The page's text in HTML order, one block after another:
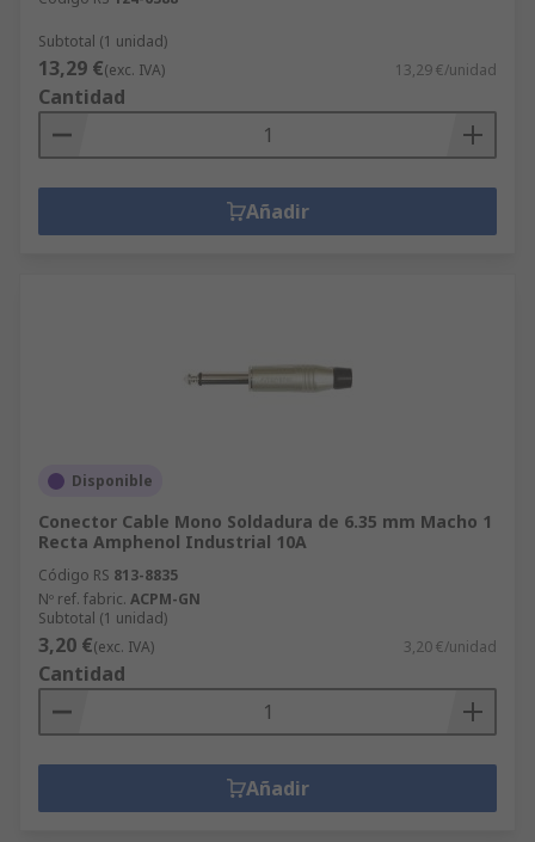
Subtotal (1 unidad)
13,29 €(exc. IVA) 13,29 €/unidad
Cantidad
Añadir
Disponible
Conector Cable Mono Soldadura de 6.35 mm Macho 1
Recta Amphenol Industrial 10A
Código RS 813-8835
Nº ref. fabric. ACPM-GN
Subtotal (1 unidad)
3,20 €(exc. IVA) 3,20 €/unidad
Cantidad
Añadir